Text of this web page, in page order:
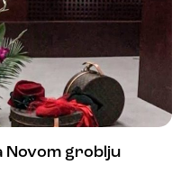
Novom groblju